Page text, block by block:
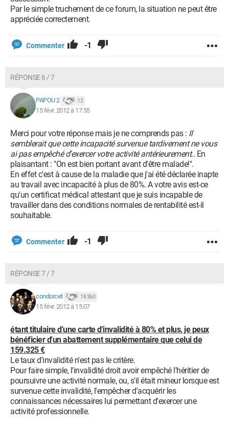
Par le simple truchement de ce forum, la situation ne peut être
appréciée correctement.
Commenter -1
RÉPONSE 6 / 7
PAPOU 2 12
15 févr. 2012 à 17:55
Merci pour votre réponse mais je ne comprends pas : Il
semblerait que cette incapacité survenue tardivement ne vous
ai pas empêché d'exercer votre activité antérieurement.. En
plaisantant : "On est bien portant avant d'être malade!".
En effet c'est à cause de la maladie que j'ai été déclarée inapte
au travail avec incapacité à plus de 80%. A votre avis est-ce
qu'un certificat médical attestant que je suis incapable de
travailler dans des conditions normales de rentabilité est-il
souhaitable.
Commenter -1
RÉPONSE 7 / 7
condorcet 18 360
15 févr. 2012 à 15:07
étant titulaire d'une carte d'invalidité à 80% et plus, je peux
bénéficier d'un abattement supplémentaire que celui de
159.325 €
Le taux d'invalidité n'est pas le critère.
Pour faire simple, l'invalidité droit avoir empêché l'héritier de
poursuivre une activité normale, ou, s'il était mineur lorsque est
survenue cette invalidité, l'empêcher d'acquérir les
connaissances nécessaires lui permettant d'exercer une
activité professionnelle.